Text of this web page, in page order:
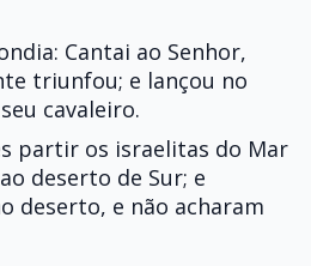
Cantai ao Senhor,
triunfou; e lançou no
cavaleiro.
partir os israelitas do Mar
deserto de Sur; e
deserto, e não acharam